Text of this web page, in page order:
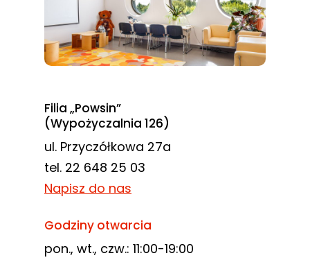
Filia „Powsin”
(Wypożyczalnia 126)
ul. Przyczółkowa 27a
tel. 22 648 25 03
Napisz do nas
Godziny otwarcia
pon., wt., czw.: 11:00-19:00